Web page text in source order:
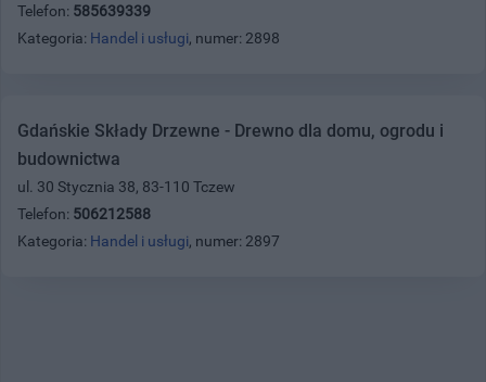
Telefon: 585639339
Kategoria: Handel i usługi, numer: 2898
Gdańskie Składy Drzewne - Drewno dla domu, ogrodu i
budownictwa
ul. 30 Stycznia 38, 83-110 Tczew
Telefon: 506212588
Kategoria: Handel i usługi, numer: 2897